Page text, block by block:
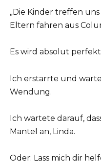
„Die Kinder treffen
Eltern fahren aus
Es wird absolut
Ich erstarrte und
Wendung.
Ich wartete darauf,
Mantel an, Linda.
Oder: Lass mich dir